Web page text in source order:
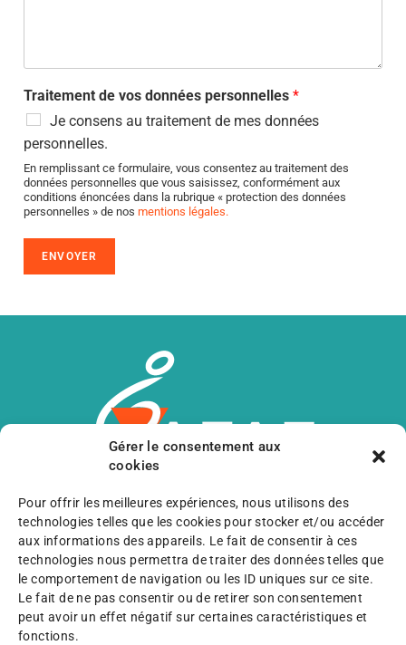
Gérer le consentement aux
cookies
Pour offrir les meilleures expériences, nous utilisons des
technologies telles que les cookies pour stocker et/ou accéder
aux informations des appareils. Le fait de consentir à ces
technologies nous permettra de traiter des données telles que
le comportement de navigation ou les ID uniques sur ce site.
Le fait de ne pas consentir ou de retirer son consentement
peut avoir un effet négatif sur certaines caractéristiques et
fonctions.
Traitement de vos données personnelles *
Je consens au traitement de mes données
personnelles.
En remplissant ce formulaire, vous consentez au traitement des
données personnelles que vous saisissez, conformément aux
conditions énoncées dans la rubrique « protection des données
personnelles » de nos mentions légales.
ENVOYER
Avancer ensemble,
C’est aussi pouvoir compter sur votre
aide !
Je fais un don